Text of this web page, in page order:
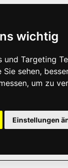
wichtig
Targeting
sehen,
um zu
Einstellungen